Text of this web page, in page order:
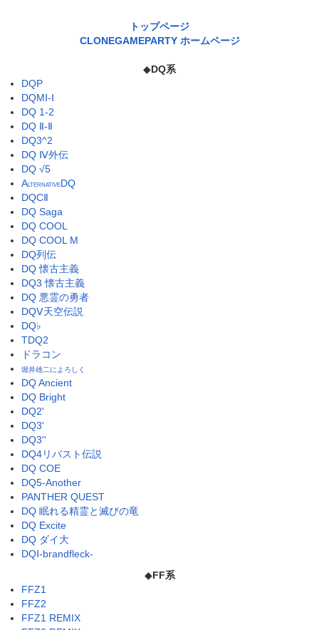
トップページ
CLONEGAMEPARTY ホームページ
◆DQ系
DQP
DQMⅠ-Ⅰ
DQ 1-2
DQ Ⅱ-Ⅱ
DQ3^2
DQ Ⅳ外伝
DQ √5
ALTERNATIVEDQ
DQCⅡ
DQ Saga
DQ COOL
DQ COOL M
DQ列伝
DQ 懐古主義
DQ3 懐古主義
DQ 悪霊の勇者
DQⅤ天空伝説
DQ♭
TDQ2
ドラコン
堀井雄二によろしく
DQ Ancient
DQ Bright
DQ2'
DQ3'
DQ3''
DQ4リバスト伝説
DQ COE
DQ5-Another
PANTHER QUEST
DQ 眠れる精霊と滅びの竜
DQ Excite
DQ ダイ大
DQⅠ-brandfleck-
◆FF系
FFZ1
FFZ2
FFZ1 REMIX